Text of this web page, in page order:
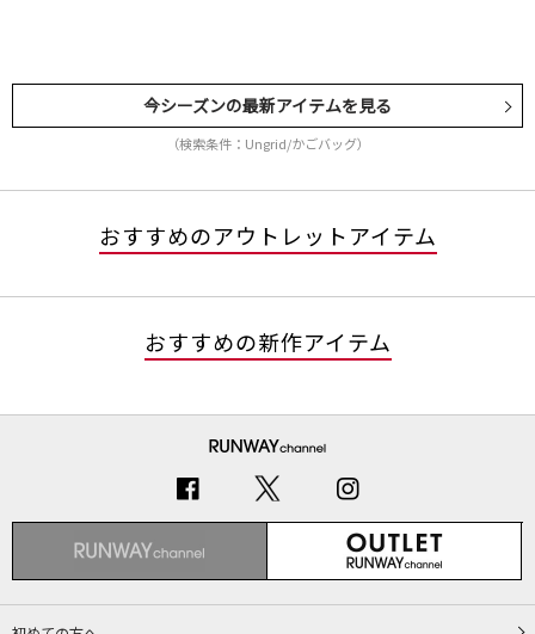
今シーズンの最新アイテムを見る
（検索条件：Ungrid/かごバッグ）
おすすめのアウトレットアイテム
おすすめの新作アイテム